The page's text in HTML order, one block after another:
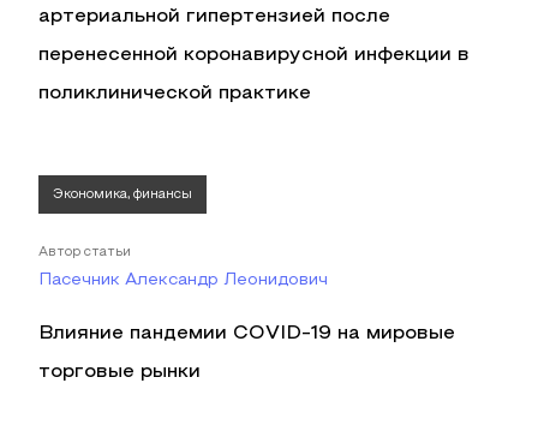
артериальной гипертензией после
перенесенной коронавирусной инфекции в
поликлинической практике
Экономика, финансы
Автор статьи
Пасечник Александр Леонидович
Влияние пандемии COVID-19 на мировые
торговые рынки